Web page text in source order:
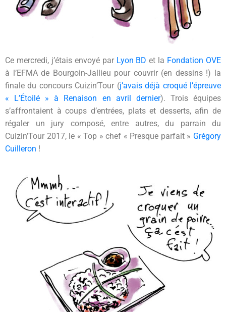
Ce mercredi, j’étais envoyé par Lyon BD et la Fondation OVE
à l’EFMA de Bourgoin-Jallieu pour couvrir (en dessins !) la
finale du concours Cuizin’Tour (j’avais déjà croqué l’épreuve
« L’Étoilé » à Renaison en avril dernier). Trois équipes
s’affrontaient à coups d’entrées, plats et desserts, afin de
régaler un jury composé, entre autres, du parrain du
Cuizin’Tour 2017, le « Top » chef « Presque parfait » Grégory
Cuilleron !